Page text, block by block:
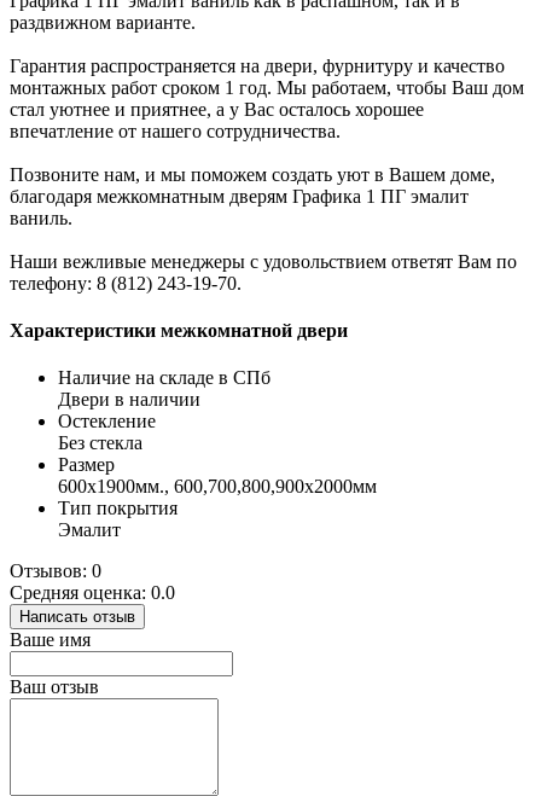
раздвижном варианте.
Гарантия распространяется на двери, фурнитуру и качество
монтажных работ сроком 1 год. Мы работаем, чтобы Ваш дом
стал уютнее и приятнее, а у Вас осталось хорошее
впечатление от нашего сотрудничества.
Позвоните нам, и мы поможем создать уют в Вашем доме,
благодаря межкомнатным дверям Графика 1 ПГ эмалит
ваниль.
Наши вежливые менеджеры с удовольствием ответят Вам по
телефону: 8 (812) 243-19-70.
Характеристики межкомнатной двери
Наличие на складе в СПб
Двери в наличии
Остекление
Без стекла
Размер
600x1900мм., 600,700,800,900х2000мм
Тип покрытия
Эмалит
Отзывов: 0
Средняя оценка: 0.0
Написать отзыв
Ваше имя
Ваш отзыв